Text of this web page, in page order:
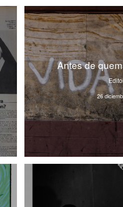
Antes de
26